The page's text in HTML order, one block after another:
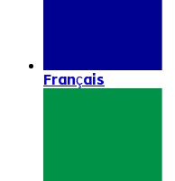
Français